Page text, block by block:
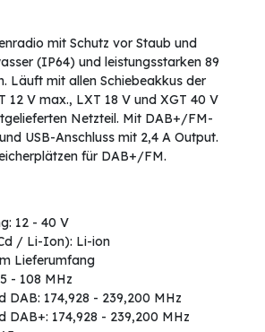
mit Schutz vor Staub und
(IP64) und leistungsstarken 89
Läuft mit allen Schiebeakkus der
12 V max., LXT 18 V und XGT 40 V
Netzteil. Mit DAB+/FM-
USB-Anschluss mit 2,4 A Output.
für DAB+/FM.
12 - 40 V
/ Li-Ion): Li-ion
Lieferumfang
- 108 MHz
DAB: 174,928 - 239,200 MHz
DAB+: 174,928 - 239,200 MHz